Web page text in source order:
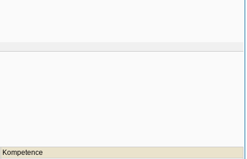
Kompetence